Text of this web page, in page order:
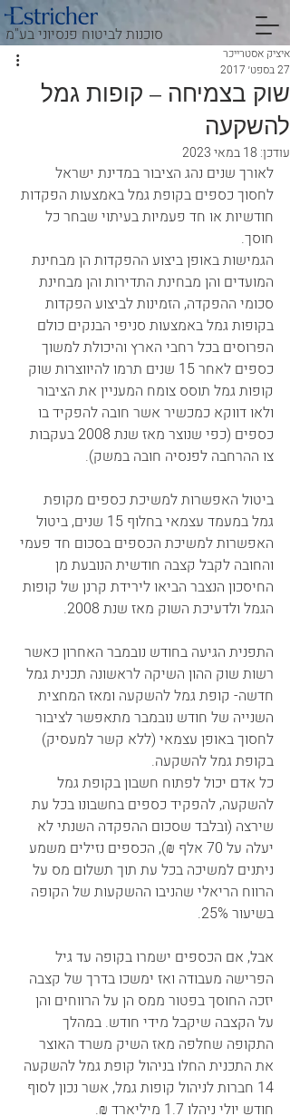
סוכנות לביטוח פנסיוני בע"מ
שוק בצמיחה – קופות גמל
להשקעה
איציק אסטרייכר
27 בספט׳ 2017
עודכן: 18 במאי 2023
לאורך שנים נהג הציבור במדינת ישראל
לחסוך כספים בקופת גמל באמצעות הפקדות
חודשיות או חד פעמיות בעיתוי שבחר כל
חוסך.
הגמישות באופן ביצוע ההפקדות הן מבחינת
המועדים והן מבחינת התדירות והן מבחינת
סכומי ההפקדה, הזמינות לביצוע הפקדות
בקופות גמל באמצעות סניפי הבנקים כולם
הפרוסים בכל רחבי הארץ והיכולת למשוך
כספים לאחר 15 שנים תרמו להיווצרות שוק
קופות גמל תוסס צומח המעניין את הציבור
ולאו דווקא כמכשיר אשר חובה להפקיד בו
כספים (כפי שנוצר מאז שנת 2008 בעקבות
צו ההרחבה לפנסיה חובה במשק).
ביטול האפשרות למשיכת כספים מקופת
גמל במעמד עצמאי בחלוף 15 שנים, ביטול
האפשרות למשיכת הכספים בסכום חד פעמי
והחובה לקבל קצבה חודשית הנובעת מן
החיסכון הנצבר הביאו לירידת קרנן של קופות
הגמל ולדעיכת השוק מאז שנת 2008.
התפנית הגיעה בחודש נובמבר האחרון כאשר
רשות שוק ההון השיקה לראשונה תכנית גמל
חדשה- קופת גמל להשקעה ומאז המחצית
השנייה של חודש נובמבר מתאפשר לציבור
לחסוך באופן עצמאי (ללא קשר למעסיק)
בקופת גמל להשקעה.
כל אדם יכול לפתוח חשבון בקופת גמל
להשקעה, להפקיד כספים בחשבונו בכל עת
שירצה (ובלבד שסכום ההפקדה השנתי לא
יעלה על 70 אלף ₪), הכספים נזילים משמע
ניתנים למשיכה בכל עת תוך תשלום מס על
הרווח הריאלי שהניבו ההשקעות של הקופה
בשיעור 25%.
אבל, אם הכספים ישמרו בקופה עד גיל
הפרישה מעבודה ואז ימשכו בדרך של קצבה
יזכה החוסך בפטור ממס הן על הרווחים והן
על הקצבה שיקבל מידי חודש. במהלך
התקופה שחלפה מאז השיק משרד האוצר
את התכנית החלו בניהול קופת גמל להשקעה
14 חברות לניהול קופות גמל, אשר נכון לסוף
חודש יולי ניהלו 1.7 מיליארד ₪.